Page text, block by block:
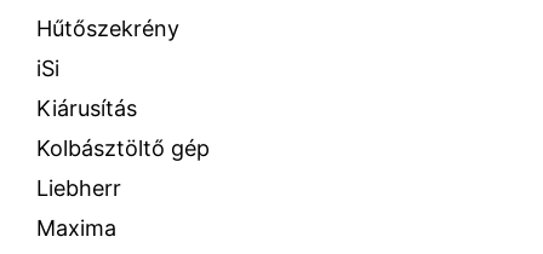
Hűtőszekrény
iSi
Kiárusítás
Kolbásztöltő gép
Liebherr
Maxima